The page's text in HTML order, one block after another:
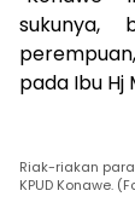
sukunya,
pada Ibu Hj
Riak-riakan
KPUD Konawe.